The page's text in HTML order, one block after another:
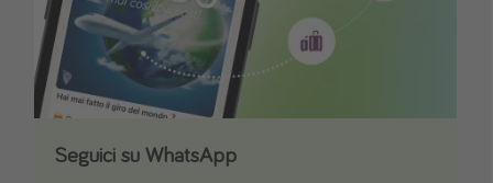
Seguici su WhatsApp
Scarica la nostra App